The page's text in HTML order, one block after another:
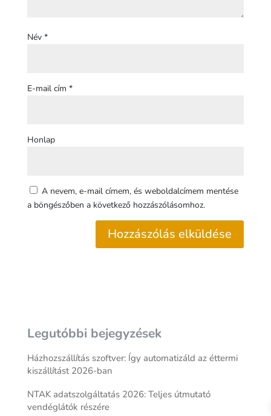
Név *
E-mail cím *
Honlap
A nevem, e-mail címem, és weboldalcímem mentése
a böngészőben a következő hozzászólásomhoz.
Legutóbbi bejegyzések
Házhozszállítás szoftver: Így automatizáld az éttermi
kiszállítást 2026-ban
NTAK adatszolgáltatás 2026: Teljes útmutató
vendéglátók részére